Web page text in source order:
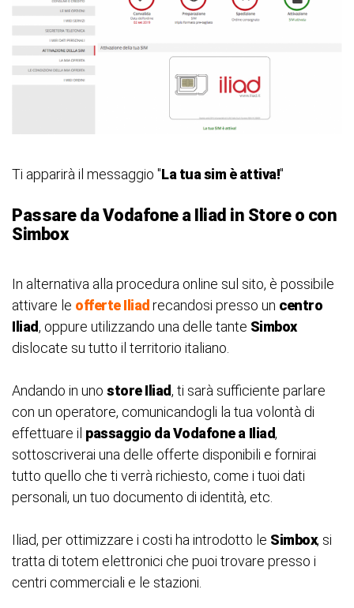
Ti apparirà il messaggio "La tua sim è attiva!"
Passare da Vodafone a Iliad in Store o con
Simbox
In alternativa alla procedura online sul sito, è possibile
attivare le offerte Iliad recandosi presso un centro
Iliad, oppure utilizzando una delle tante Simbox
dislocate su tutto il territorio italiano.
Andando in uno store Iliad, ti sarà sufficiente parlare
con un operatore, comunicandogli la tua volontà di
effettuare il passaggio da Vodafone a Iliad,
sottoscriverai una delle offerte disponibili e fornirai
tutto quello che ti verrà richiesto, come i tuoi dati
personali, un tuo documento di identità, etc.
Iliad, per ottimizzare i costi ha introdotto le Simbox, si
tratta di totem elettronici che puoi trovare presso i
centri commerciali e le stazioni.